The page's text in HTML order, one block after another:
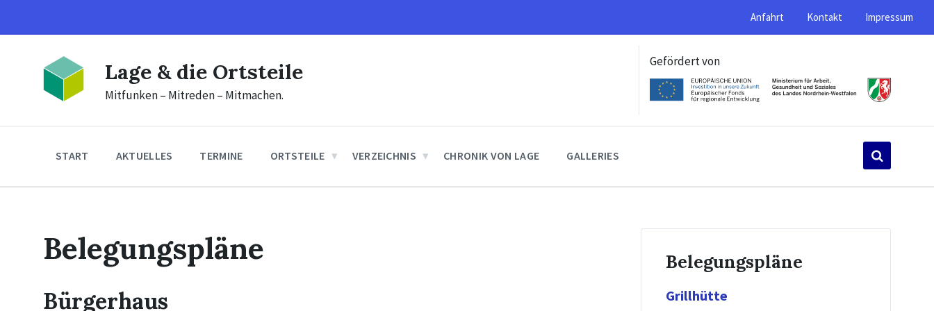
content
main
footer
Anfahrt Kontakt Impressum
Lage & die Ortsteile
Mitfunken – Mitreden – Mitmachen.
Gefördert von
START AKTUELLES TERMINE ORTSTEILE VERZEICHNIS CHRONIK VON LAGE GALLERIES
Belegungspläne
Bürgerhaus
Belegungspläne
Grillhütte